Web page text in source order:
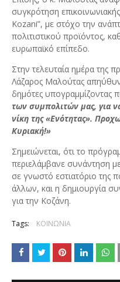
συγκρότηση
Kozani”, με στόχο την
πολιτιστικού προϊόντος,
ευρωπαϊκό επίπεδο.
Στην τελευταία ημέρα της
Λάζαρος Μαλούτας
δημότες υπογραμμίζοντας
των συμπολιτών μας, για
νίκη της «Ενότητας».
Κυριακή!»
Σημειώνεται, ότι το
περιελάμβανε συνάντηση
σε γνωστό εστιατόριο της
άλλων, και η δημιουργία
για την Κοζάνη.
Tags: ΚΟΙΝΩΝΙΑ